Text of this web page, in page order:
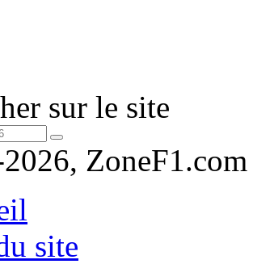
sur le site
ZoneF1.com
site